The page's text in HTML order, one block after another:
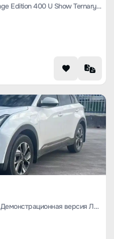
Nezha U 2023 Nezha U-ii Challenge Edition 400 U Show Ternary Lithium
Nezha U 2023 Nezha U-Ⅱ 400 U Демонстрационная версия Литий-железо-фосфатный